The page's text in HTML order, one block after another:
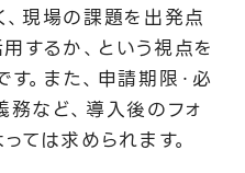
現場の課題を出発点
するか、という視点を
。また、申請期限・必
など、導入後のフォ
ては求められます。